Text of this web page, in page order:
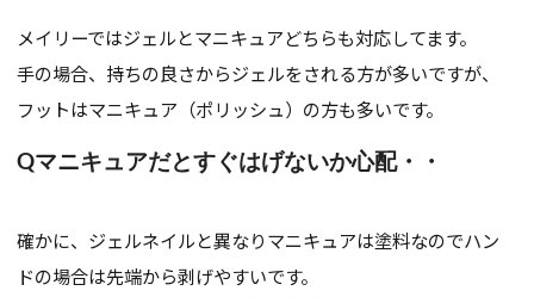
メイリーではジェルとマニキュアどちらも対応してます。
手の場合、持ちの良さからジェルをされる方が多いですが、
フットはマニキュア（ポリッシュ）の方も多いです。
Qマニキュアだとすぐはげないか心配・・
確かに、ジェルネイルと異なりマニキュアは塗料なのでハン
ドの場合は先端から剥げやすいです。